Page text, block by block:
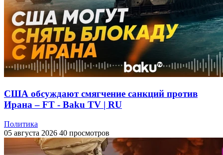
США обсуждают смягчение санкций против
Ирана – FT - Baku TV | RU
Политика
05 августа 2026 40 просмотров